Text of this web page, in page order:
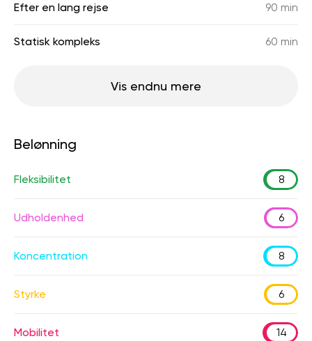
Efter en lang rejse 90 min
Statisk kompleks 60 min
Vis endnu mere
Belønning
Fleksibilitet 8
Udholdenhed 6
Koncentration 8
Styrke 6
Mobilitet 14